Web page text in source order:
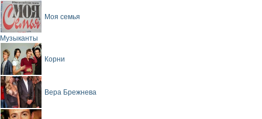
Моя семья
Музыканты
Корни
Вера Брежнева